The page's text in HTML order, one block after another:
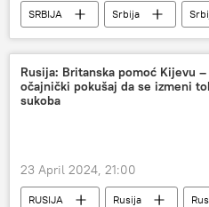
SRBIJA Srbija
Evropska unija (EU)
Svet
Analize i mišljenja
Rusija: Britanska pomoć Kijevu –
očajnički pokušaj da se izmeni
sukoba
23 April 2024, 21:00
RUSIJA Rusija